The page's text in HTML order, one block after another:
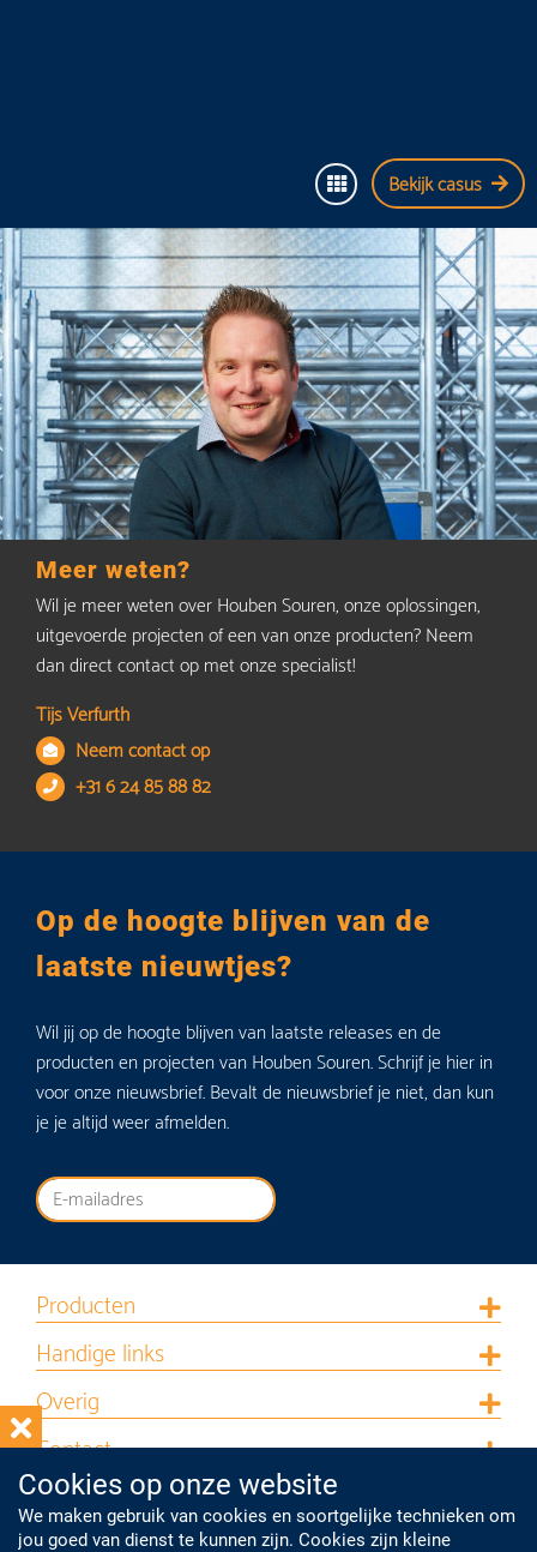
Bekijk casus
Meer weten?
Wil je meer weten over Houben Souren, onze oplossingen,
uitgevoerde projecten of een van onze producten? Neem
dan direct contact op met onze specialist!
Tijs Verfurth
Neem contact op
+31 6 24 85 88 82
Op de hoogte blijven van de
laatste nieuwtjes?
Wil jij op de hoogte blijven van laatste releases en de
producten en projecten van Houben Souren. Schrijf je hier in
voor onze nieuwsbrief. Bevalt de nieuwsbrief je niet, dan kun
je je altijd weer afmelden.
Producten
Handige links
Overig
Contact
Stuur een e-mail
Cookies op onze website
We maken gebruik van cookies en soortgelijke technieken om
jou goed van dienst te kunnen zijn. Cookies zijn kleine